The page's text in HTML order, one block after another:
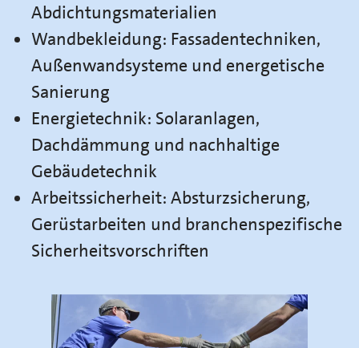
Abdichtungsmaterialien
Wandbekleidung: Fassadentechniken,
Außenwandsysteme und energetische
Sanierung
Energietechnik: Solaranlagen,
Dachdämmung und nachhaltige
Gebäudetechnik
Arbeitssicherheit: Absturzsicherung,
Gerüstarbeiten und branchenspezifische
Sicherheitsvorschriften